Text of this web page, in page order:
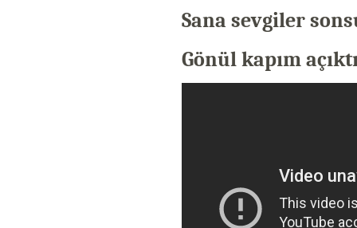
Sana sevgiler
Gönül kapım